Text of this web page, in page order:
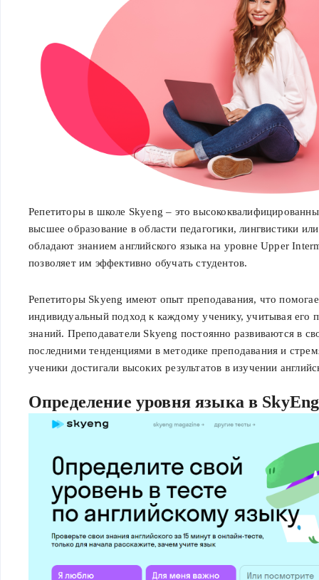
Репетиторы в школе Skyeng – это
высшее образование в области педагогики, лингвистики
обладают знанием английского языка на уровне Upper
позволяет им эффективно обучать студентов.
Репетиторы Skyeng имеют опыт преподавания, что
индивидуальный подход к каждому ученику, учитывая его
знаний. Преподаватели Skyeng постоянно развиваются в
последними тенденциями в методике преподавания и
ученики достигали высоких результатов в изучении
Определение уровня языка в SkyEng